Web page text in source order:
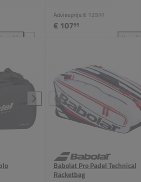
Adviesprijs:€ 12500
€ 10795
Babolat Pro Padel Technical
Racketbag